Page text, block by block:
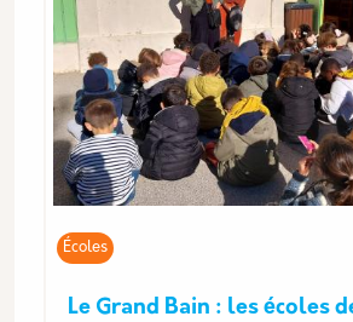
Écoles
Le Grand Bain : les écoles